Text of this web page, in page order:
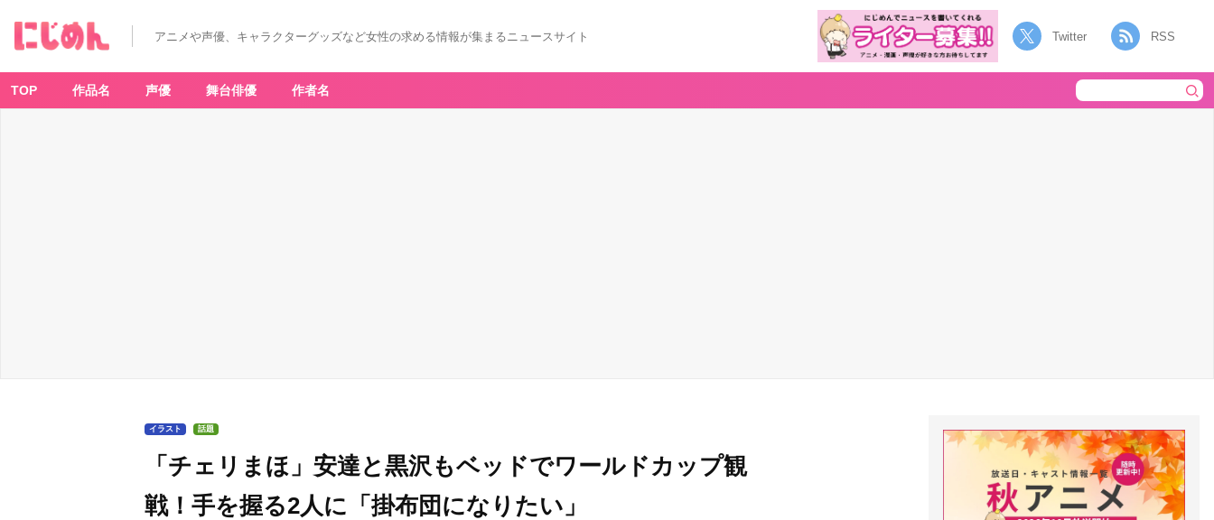
アニメや声優、キャラクターグッズなど女性の求める情報が集まるニュースサイト Twitter RSS
TOP 作品名 声優 舞台俳優 作者名
イラスト 話題
「チェリまほ」安達と黒沢もベッドでワールドカップ観
戦！手を握る2人に「掛布団になりたい」